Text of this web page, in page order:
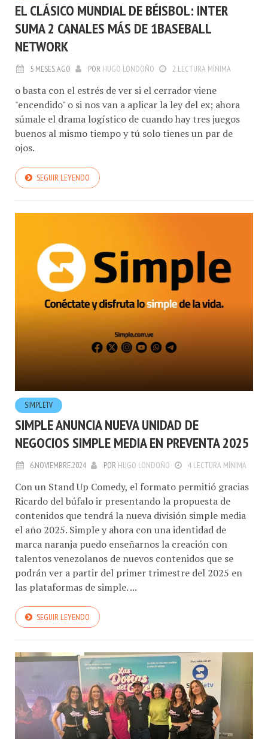
EL CLÁSICO MUNDIAL DE BÉISBOL: INTER
SUMA 2 CANALES MÁS DE 1BASEBALL
NETWORK
5 MESES AGO POR HUGO LONDOÑO 2 LECTURA MÍNIMA
o basta con el estrés de ver si el cerrador viene
"encendido" o si nos van a aplicar la ley del ex; ahora
súmale el drama logístico de cuando hay tres juegos
buenos al mismo tiempo y tú solo tienes un par de
ojos.
SEGUIR LEYENDO
SIMPLETV
SIMPLE ANUNCIA NUEVA UNIDAD DE
NEGOCIOS SIMPLE MEDIA EN PREVENTA 2025
6.NOVIEMBRE.2024 POR HUGO LONDOÑO 4 LECTURA MÍNIMA
Con un Stand Up Comedy, el formato permitió gracias
Ricardo del búfalo ir presentando la propuesta de
contenidos que tendrá la nueva división simple media
el año 2025. Simple y ahora con una identidad de
marca naranja puedo enseñarnos la creación con
talentos venezolanos de nuevos contenidos que se
podrán ver a partir del primer trimestre del 2025 en
las plataformas de simple. ...
SEGUIR LEYENDO